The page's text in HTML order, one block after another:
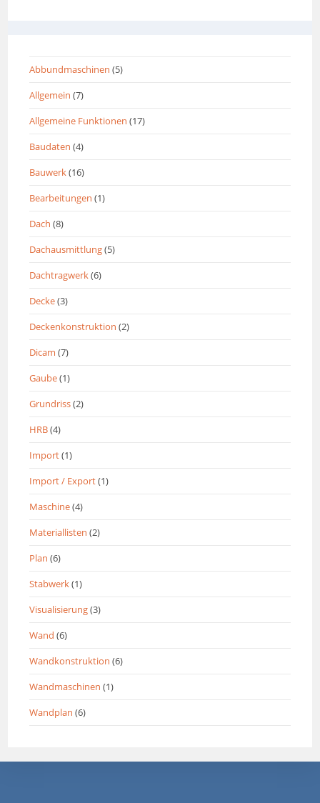
Abbundmaschinen (5)
Allgemein (7)
Allgemeine Funktionen (17)
Baudaten (4)
Bauwerk(16)
Bearbeitungen (1)
Dach (8)
Dachausmittlung(5)
Dachtragwerk(6)
Decke(3)
Deckenkonstruktion (2)
Dicam (7)
Gaube(1)
Grundriss(2)
HRB(4)
Import(1)
Import / Export(1)
Maschine(4)
Materiallisten (2)
Plan (6)
Stabwerk(1)
Visualisierung(3)
Wand (6)
Wandkonstruktion (6)
Wandmaschinen (1)
Wandplan (6)